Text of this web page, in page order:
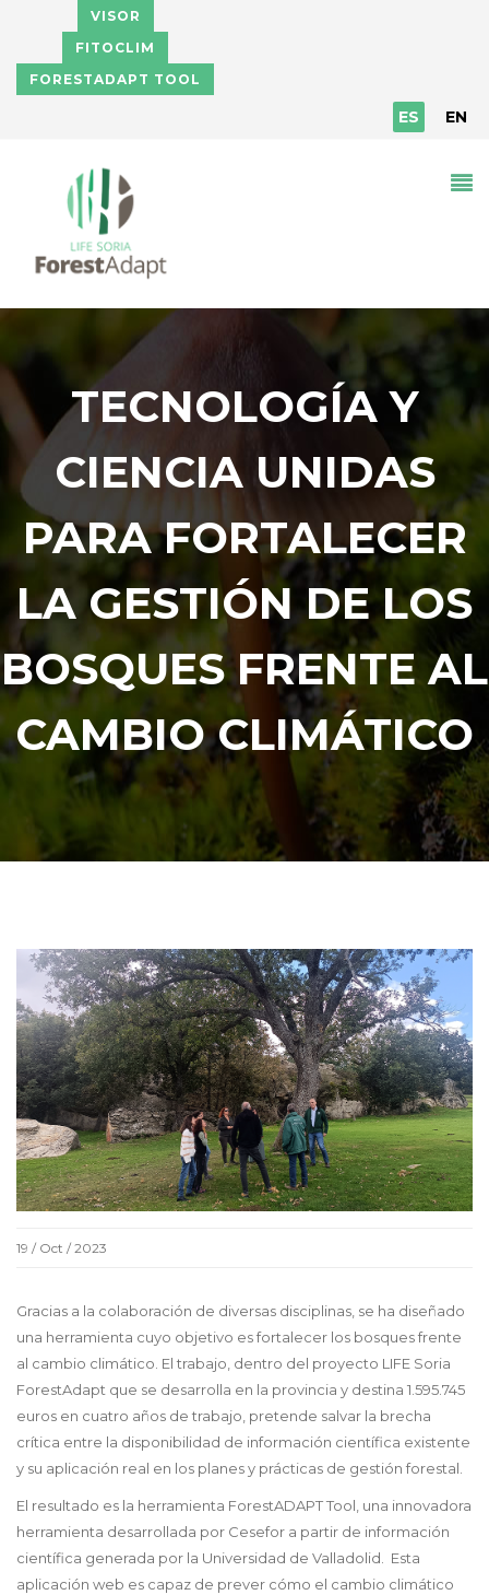
Pasar al contenido principal
VISOR
FITOCLIM
FORESTADAPT TOOL
ES EN
TECNOLOGÍA Y
CIENCIA UNIDAS
PARA FORTALECER
LA GESTIÓN DE LOS
BOSQUES FRENTE AL
CAMBIO CLIMÁTICO
19 / Oct / 2023
Gracias a la colaboración de diversas disciplinas, se ha diseñado
una herramienta cuyo objetivo es fortalecer los bosques frente
al cambio climático. El trabajo, dentro del proyecto LIFE Soria
ForestAdapt que se desarrolla en la provincia y destina 1.595.745
euros en cuatro años de trabajo, pretende salvar la brecha
crítica entre la disponibilidad de información científica existente
y su aplicación real en los planes y prácticas de gestión forestal.
El resultado es la herramienta ForestADAPT Tool, una innovadora
herramienta desarrollada por Cesefor a partir de información
científica generada por la Universidad de Valladolid. Esta
aplicación web es capaz de prever cómo el cambio climático